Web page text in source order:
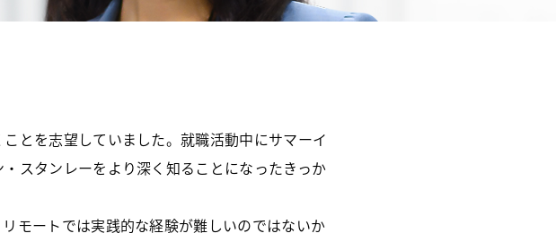
とを志望していました。就職活動中にサマーイ
スタンレーをより深く知ることになったきっか
モートでは実践的な経験が難しいのではないか